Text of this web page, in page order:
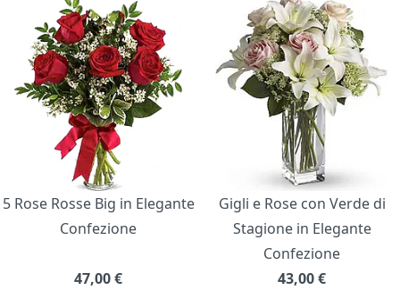
5 Rose Rosse Big in Elegante
Confezione
47,00€
Gigli e Rose con Verde di
Stagione in Elegante
Confezione
43,00€